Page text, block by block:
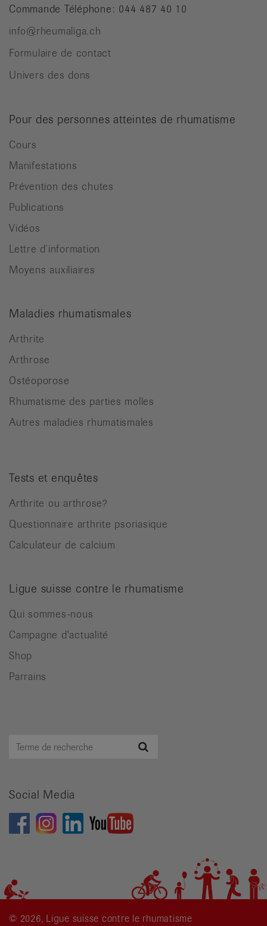
Commande Téléphone: 044 487 40 10
info@rheumaliga.ch
Formulaire de contact
Univers des dons
Pour des personnes atteintes de rhumatisme
Cours
Manifestations
Prévention des chutes
Publications
Vidéos
Lettre d’information
Moyens auxiliaires
Maladies rhumatismales
Arthrite
Arthrose
Ostéoporose
Rhumatisme des parties molles
Autres maladies rhumatismales
Tests et enquêtes
Arthrite ou arthrose?
Questionnaire arthrite psoriasique
Calculateur de calcium
Ligue suisse contre le rhumatisme
Qui sommes-nous
Campagne d'actualité
Shop
Parrains
Terme
Social Media
© 2026, Ligue suisse contre le rhumatisme